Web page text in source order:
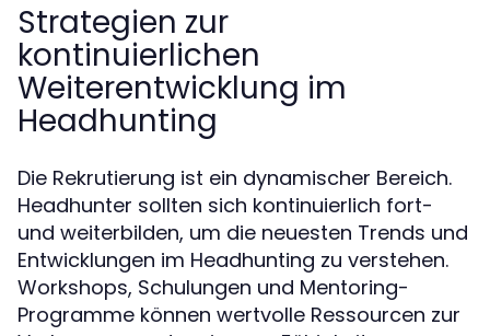
Strategien zur
kontinuierlichen
Weiterentwicklung im
Headhunting
Die Rekrutierung ist ein dynamischer Bereich.
Headhunter sollten sich kontinuierlich fort-
und weiterbilden, um die neuesten Trends und
Entwicklungen im Headhunting zu verstehen.
Workshops, Schulungen und Mentoring-
Programme können wertvolle Ressourcen zur